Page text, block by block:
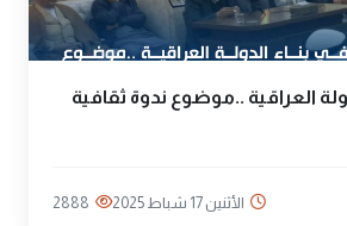
العراقية ..موضوع ندوة ثقافية
الأثنين 17 شباط 2025 2888